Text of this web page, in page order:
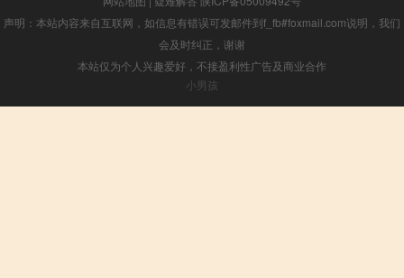
声明：本站内容来自互联网，如信息有错误可发邮件到f_fb#foxmail.com说明，我们
会及时纠正，谢谢
本站仅为个人兴趣爱好，不接盈利性广告及商业合作
小男孩